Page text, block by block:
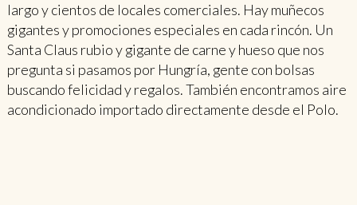
largo y cientos de locales comerciales. Hay muñecos
gigantes y promociones especiales en cada rincón. Un
Santa Claus rubio y gigante de carne y hueso que nos
pregunta si pasamos por Hungría, gente con bolsas
buscando felicidad y regalos. También encontramos aire
acondicionado importado directamente desde el Polo.